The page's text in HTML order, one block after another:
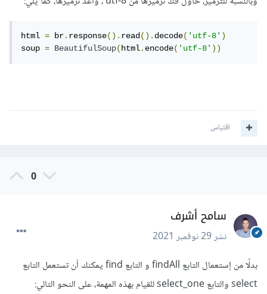
html = br.response().read().decode('utf-8')
soup = BeautifulSoup(html.encode('utf-8'))
اقتباس
0
سامح أشرف
نشر29 نوفمبر 2021
بدلًا من إستعمال التابع findAll و التابع find يمكنك أن تستعمل التابع
select والتابع select_one للقيام بهذه المهمة، على النحو التالي: